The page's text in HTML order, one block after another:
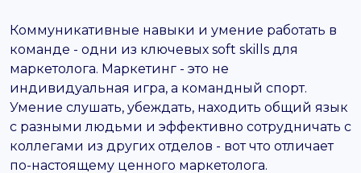
Коммуникативные навыки и умение работать в
команде - одни из ключевых soft skills для
маркетолога. Маркетинг - это не
индивидуальная игра, а командный спорт.
Умение слушать, убеждать, находить общий язык
с разными людьми и эффективно сотрудничать с
коллегами из других отделов - вот что отличает
по-настоящему ценного маркетолога.